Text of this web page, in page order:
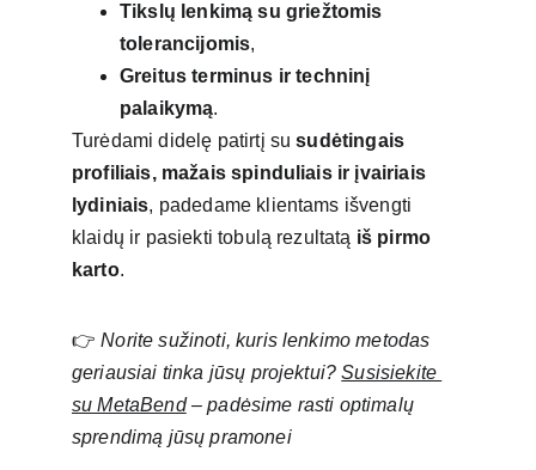
Tikslų lenkimą su griežtomis
tolerancijomis,
Greitus terminus ir techninį
palaikymą.
Turėdami didelę patirtį su sudėtingais
profiliais, mažais spinduliais ir įvairiais
lydiniais, padedame klientams išvengti
klaidų ir pasiekti tobulą rezultatą iš pirmo
karto.
👉 Norite sužinoti, kuris lenkimo metodas
geriausiai tinka jūsų projektui? Susisiekite
su MetaBend – padėsime rasti optimalų
sprendimą jūsų pramonei